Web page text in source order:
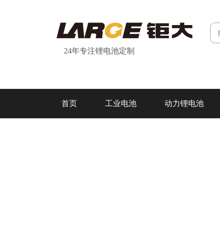
24年专注锂电池定制
首页 工业电池 动力锂电池